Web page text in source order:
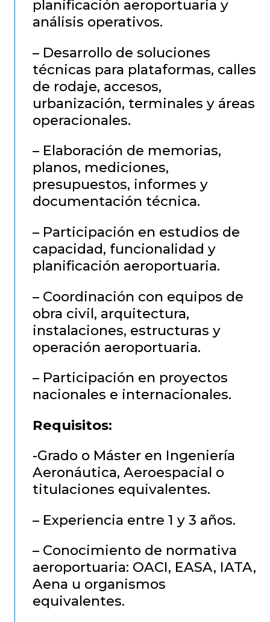
planificación aeroportuaria y
análisis operativos.
– Desarrollo de soluciones
técnicas para plataformas, calles
de rodaje, accesos,
urbanización, terminales y áreas
operacionales.
– Elaboración de memorias,
planos, mediciones,
presupuestos, informes y
documentación técnica.
– Participación en estudios de
capacidad, funcionalidad y
planificación aeroportuaria.
– Coordinación con equipos de
obra civil, arquitectura,
instalaciones, estructuras y
operación aeroportuaria.
– Participación en proyectos
nacionales e internacionales.
Requisitos:
-Grado o Máster en Ingeniería
Aeronáutica, Aeroespacial o
titulaciones equivalentes.
– Experiencia entre 1 y 3 años.
– Conocimiento de normativa
aeroportuaria: OACI, EASA, IATA,
Aena u organismos
equivalentes.